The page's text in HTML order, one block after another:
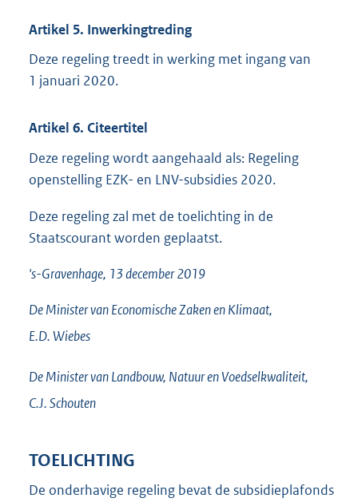
Artikel 5. Inwerkingtreding
Deze regeling treedt in werking met ingang van
1 januari 2020.
Artikel 6. Citeertitel
Deze regeling wordt aangehaald als: Regeling
openstelling EZK- en LNV-subsidies 2020.
Deze regeling zal met de toelichting in de
Staatscourant worden geplaatst.
's-Gravenhage, 13 december 2019
De Minister van Economische Zaken en Klimaat,
E.D.Wiebes
De Minister van Landbouw, Natuur en Voedselkwaliteit,
C.J.Schouten
TOELICHTING
De onderhavige regeling bevat de subsidieplafonds